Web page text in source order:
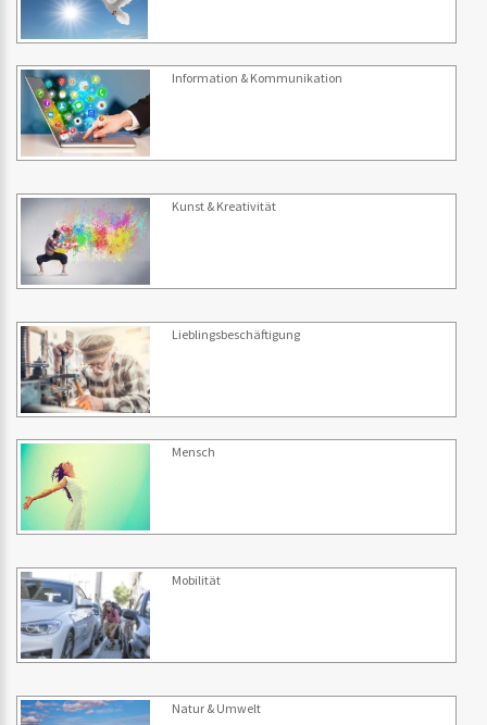
Information & Kommunikation
Kunst & Kreativität
Lieblingsbeschäftigung
Mensch
Mobilität
Natur & Umwelt